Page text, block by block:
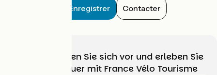
Enregistrer Contacter
Wählen, bereiten Sie sich vor und erleben Sie
Ihr Radabenteuer mit France Vélo Tourisme